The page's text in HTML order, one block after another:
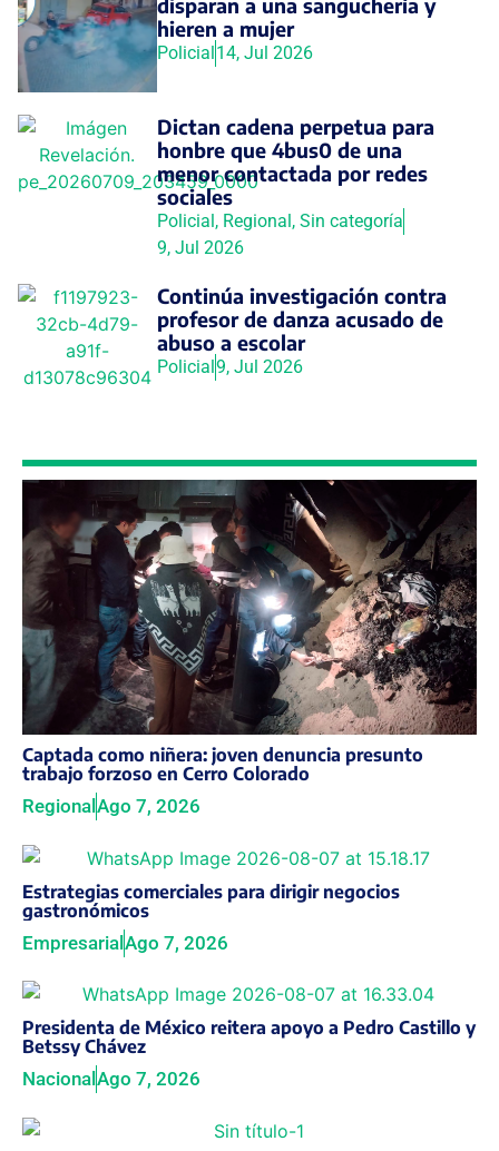
hieren a mujer
Policial14, Jul 2026
Dictan cadena perpetua para
honbre que 4bus0 de una
menor contactada por redes
sociales
Policial, Regional, Sin categoría
9, Jul 2026
Continúa investigación contra
profesor de danza acusado de
abuso a escolar
Policial9, Jul 2026
Captada como niñera: joven denuncia presunto
trabajo forzoso en Cerro Colorado
Regional Ago 7, 2026
Estrategias comerciales para dirigir negocios
gastronómicos
EmpresarialAgo 7, 2026
Presidenta de México reitera apoyo a Pedro Castillo y
Betssy Chávez
Nacional Ago 7, 2026